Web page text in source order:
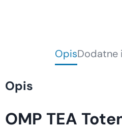
OpisDodatne
Opis
OMP TEA